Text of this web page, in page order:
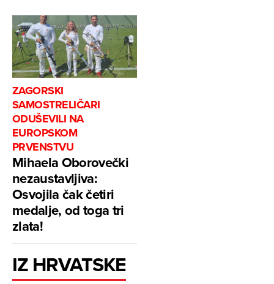
ZAGORSKI
SAMOSTRELIČARI
ODUŠEVILI NA
EUROPSKOM
PRVENSTVU
Mihaela Oborovečki
nezaustavljiva:
Osvojila čak četiri
medalje, od toga tri
zlata!
IZ HRVATSKE